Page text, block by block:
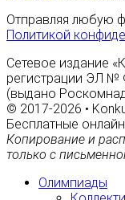
Отправляя любую
Политикой
Сетевое издание
регистрации ЭЛ №
(выдано
© 2017-2026 •
Бесплатные
Копирование и
только с
Олимпиады